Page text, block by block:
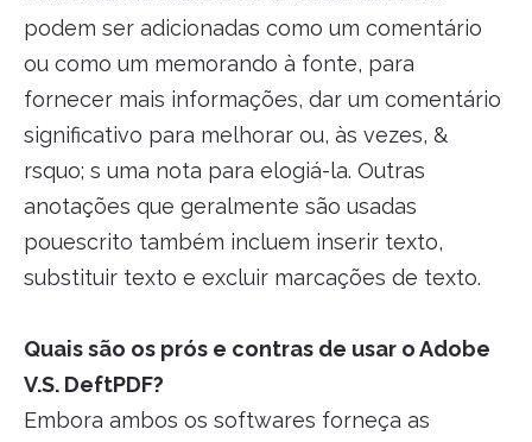
podem ser adicionadas como um comentário
ou como um memorando à fonte, para
fornecer mais informações, dar um comentário
significativo para melhorar ou, às vezes, &
rsquo; s uma nota para elogiá-la. Outras
anotações que geralmente são usadas
pouescrito também incluem inserir texto,
substituir texto e excluir marcações de texto.
Quais são os prós e contras de usar o Adobe
V.S. DeftPDF?
Embora ambos os softwares forneça as